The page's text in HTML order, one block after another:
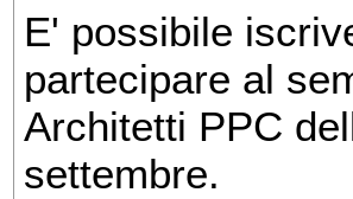
E' possibile
partecipare al
Architetti PPC
settembre.